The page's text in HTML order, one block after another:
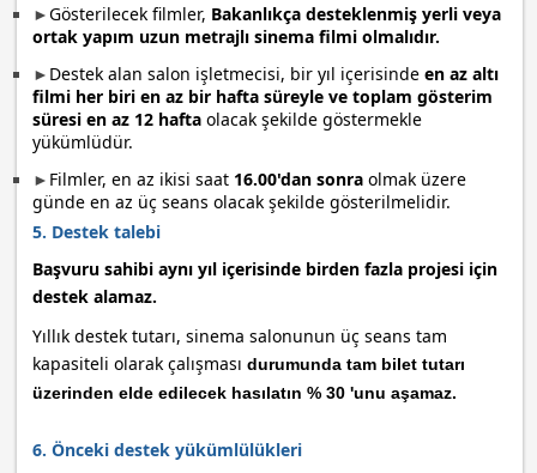
►Gösterilecek filmler, Bakanlıkça desteklenmiş yerli veya
ortak yapım uzun metrajlı sinema filmi olmalıdır.
► Destek alan salon işletmecisi, bir yıl içerisindeen az altı
filmi her biri en az bir hafta süreyle ve toplam gösterim
süresi en az 12 hafta olacak şekilde göstermekle
yükümlüdür.
► Filmler, en az ikisi saat 16.00'dan sonra olmak üzere
günde en az üç seans olacak şekilde gösterilmelidir.
5. Destek talebi
Başvuru sahibi aynı yıl içerisinde birden fazla projesi için
destek alamaz.
Yıllık destek tutarı, sinema salonunun üç seans tam
kapasiteli olarak çalışmasıdurumunda tam bilet tutarı
üzerinden elde edilecek hasılatın % 30 'unu aşamaz.
6. Önceki destek yükümlülükleri